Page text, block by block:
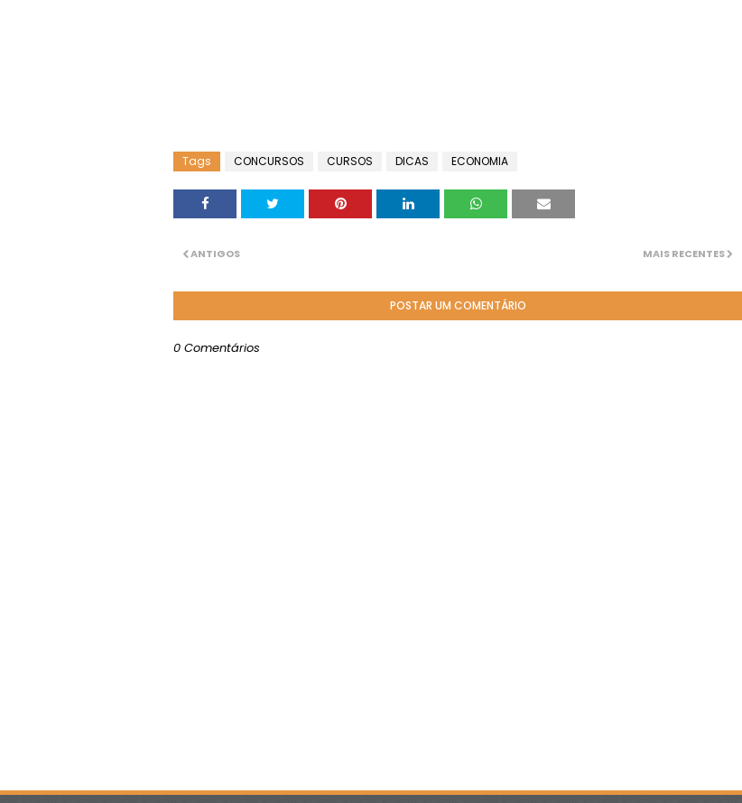
Tags CONCURSOS CURSOS DICAS ECONOMIA
MAIS RECENTES
ANTIGOS
POSTAR UM COMENTÁRIO
0 Comentários